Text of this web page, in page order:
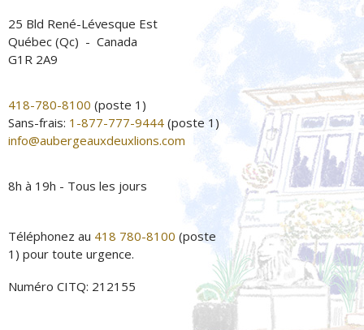
25 Bld René-Lévesque Est
Québec (Qc) - Canada
G1R 2A9
418-780-8100 (poste 1)
Sans-frais: 1-877-777-9444 (poste 1)
info@aubergeauxdeuxlions.com
8h à 19h - Tous les jours
Téléphonez au 418 780-8100 (poste
1) pour toute urgence.
Numéro CITQ: 212155